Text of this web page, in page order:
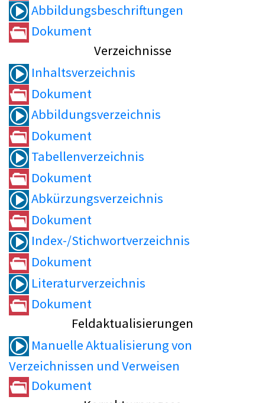
Abbildungsbeschriftungen
Dokument
Verzeichnisse
Inhaltsverzeichnis
Dokument
Abbildungsverzeichnis
Dokument
Tabellenverzeichnis
Dokument
Abkürzungsverzeichnis
Dokument
Index-/Stichwortverzeichnis
Dokument
Literaturverzeichnis
Dokument
Feldaktualisierungen
Manuelle Aktualisierung von
Verzeichnissen und Verweisen
Dokument